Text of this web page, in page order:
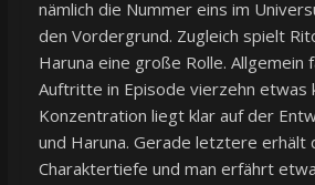
nämlich die Nummer eins im
den Vordergrund. Zugleich spielt
Haruna eine große Rolle. Allgemein
Auftritte in Episode vierzehn etwas
Konzentration liegt klar auf der
und Haruna. Gerade letztere erhält
Charaktertiefe und man erfährt